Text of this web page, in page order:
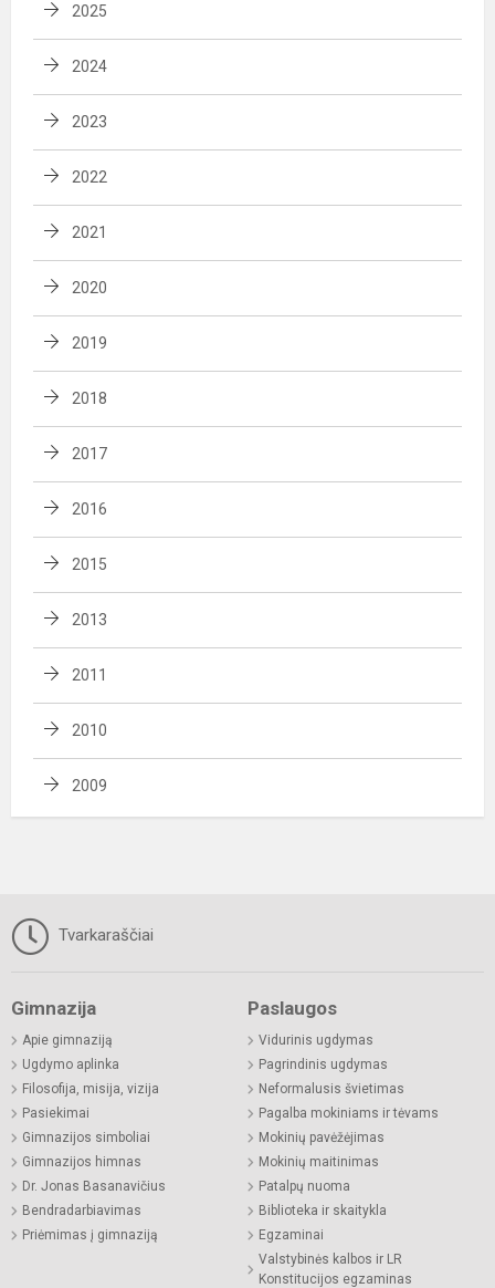
2025
2024
2023
2022
2021
2020
2019
2018
2017
2016
2015
2013
2011
2010
2009
Tvarkaraščiai
Gimnazija
Apie gimnaziją
Ugdymo aplinka
Filosofija, misija, vizija
Pasiekimai
Gimnazijos simboliai
Gimnazijos himnas
Dr. Jonas Basanavičius
Bendradarbiavimas
Priėmimas į gimnaziją
Paslaugos
Vidurinis ugdymas
Pagrindinis ugdymas
Neformalusis švietimas
Pagalba mokiniams ir tėvams
Mokinių pavėžėjimas
Mokinių maitinimas
Patalpų nuoma
Biblioteka ir skaitykla
Egzaminai
Valstybinės kalbos ir LR
Konstitucijos egzaminas